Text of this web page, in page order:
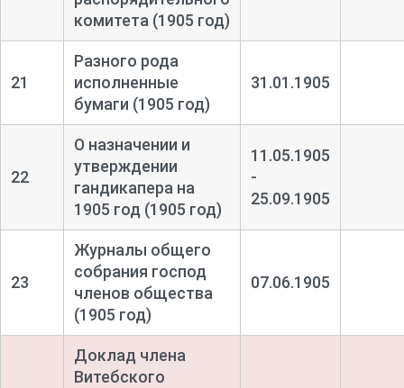
комитета (1905 год)
21
Разного рода
исполненные
бумаги (1905 год)
31.01.1905
22
О назначении и
утверждении
гандикапера на
1905 год (1905 год)
11.05.1905
-
25.09.1905
23
Журналы общего
собрания господ
членов общества
(1905 год)
07.06.1905
Доклад члена
Витебского